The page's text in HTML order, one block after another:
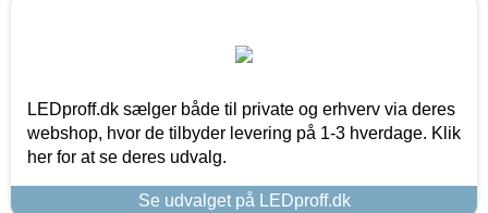
LEDproff.dk sælger både til private og erhverv via deres
webshop, hvor de tilbyder levering på 1-3 hverdage. Klik
her for at se deres udvalg.
Se udvalget på LEDproff.dk